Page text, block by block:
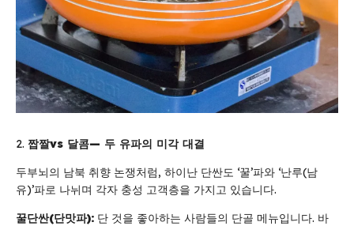
짭짤vs 달콤— 두 유파의 미각 대결
두부뇌의 남북 취향 논쟁처럼, 하이난 단싼도 ‘꿀’파와 ‘난루(남
유)’파로 나뉘며 각자 충성 고객층을 가지고 있습니다.
꿀단싼(단맛파): 단 것을 좋아하는 사람들의 단골 메뉴입니다. 바